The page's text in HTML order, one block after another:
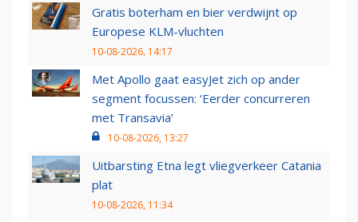
Gratis boterham en bier verdwijnt op
Europese KLM-vluchten
10-08-2026, 14:17
Met Apollo gaat easyJet zich op ander
segment focussen: ‘Eerder concurreren
met Transavia’
10-08-2026, 13:27
Uitbarsting Etna legt vliegverkeer Catania
plat
10-08-2026, 11:34